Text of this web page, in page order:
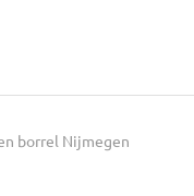
dichtbij
borrel Nijmegen